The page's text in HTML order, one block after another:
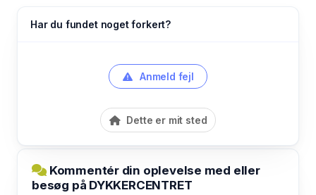
Har du fundet noget forkert?
Anmeld fejl
Dette er mit sted
Kommentér din oplevelse med eller
besøg på DYKKERCENTRET